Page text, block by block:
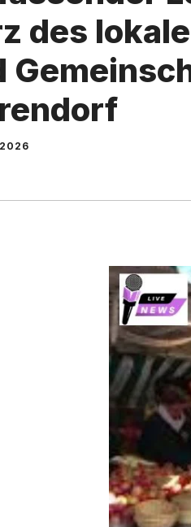
des